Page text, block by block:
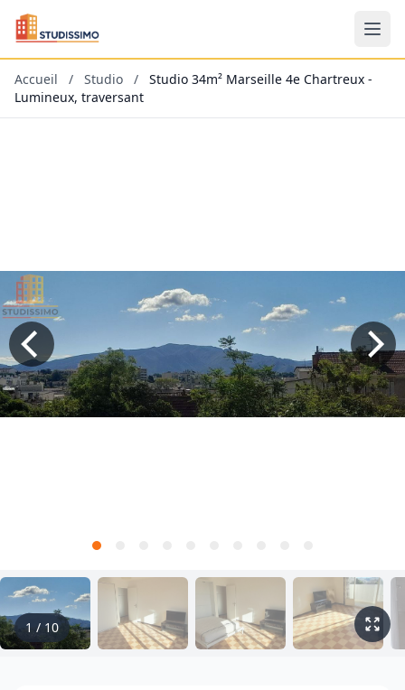
Accueil / Studio /
Studio 34m² Marseille 4e Chartreux -
Lumineux, traversant
1 / 10